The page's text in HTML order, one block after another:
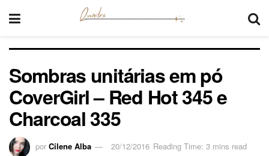
Sombras unitárias em pó
CoverGirl – Red Hot 345 e
Charcoal 335
por Cilene Alba 20/12/2016 Reading Time: 3 mins read